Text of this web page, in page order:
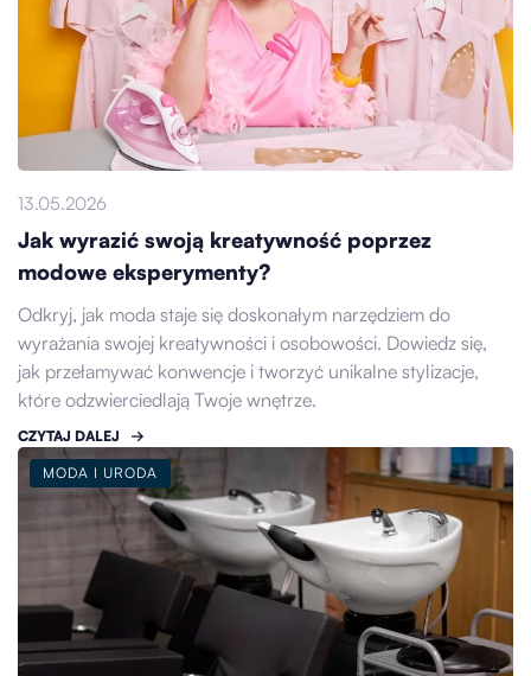
13.05.2026
Jak wyrazić swoją kreatywność poprzez
modowe eksperymenty?
Odkryj, jak moda staje się doskonałym narzędziem do
wyrażania swojej kreatywności i osobowości. Dowiedz się,
jak przełamywać konwencje i tworzyć unikalne stylizacje,
które odzwierciedlają Twoje wnętrze.
CZYTAJ DALEJ
MODA I URODA